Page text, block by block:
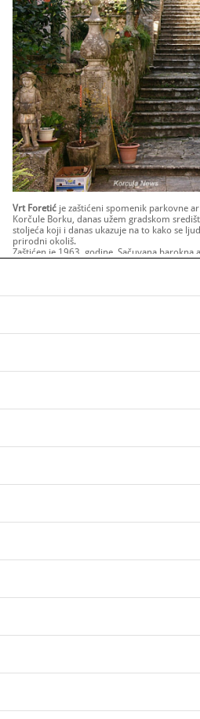
Vrt Foretić je zaštićeni spomenik parkovne
Korčule Borku, danas užem gradskom
stoljeća koji i danas ukazuje na to kako se
prirodni okoliš.
Zaštićen je 1963. godine. Sačuvana
Zahvaljujući obitelji Foretić, negativi na